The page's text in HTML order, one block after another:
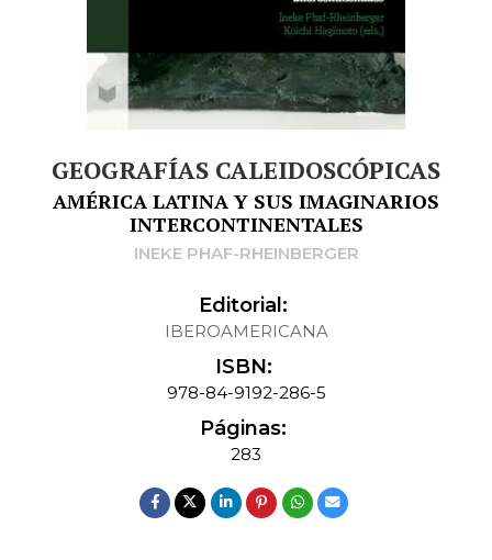
GEOGRAFÍAS CALEIDOSCÓPICAS
AMÉRICA LATINA Y SUS IMAGINARIOS
INTERCONTINENTALES
INEKE PHAF-RHEINBERGER
Editorial:
IBEROAMERICANA
ISBN:
978-84-9192-286-5
Páginas:
283